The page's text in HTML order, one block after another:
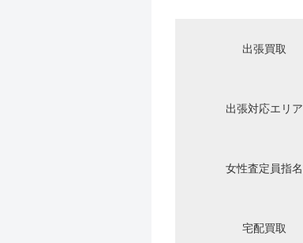
出張買取
出張対応エリア
女性査定員指名
宅配買取